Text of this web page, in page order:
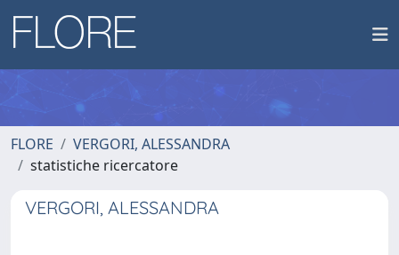
FLORE
VERGORI, ALESSANDRA
statistiche ricercatore
VERGORI, ALESSANDRA